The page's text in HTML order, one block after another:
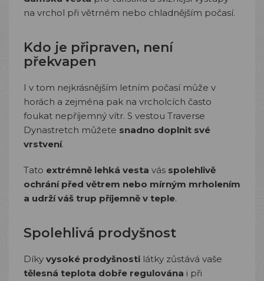
na vrchol při větrném nebo chladnějším počasí.
Kdo je připraven, není
překvapen
I v tom nejkrásnějším letním počasí může v
horách a zejména pak na vrcholcích často
foukat nepříjemný vítr. S vestou Traverse
Dynastretch můžete snadno doplnit své
vrstvení.
Tato extrémně lehká vesta vás spolehlivě
ochrání před větrem nebo mírným mrholením
a udrží váš trup příjemně v teple.
Spolehlivá prodyšnost
Díky vysoké prodyšnosti látky zůstává vaše
tělesná teplota dobře regulována i při